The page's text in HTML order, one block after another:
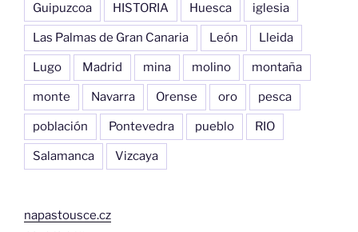
Guipuzcoa HISTORIA Huesca iglesia
Las Palmas de Gran Canaria León Lleida
Lugo Madrid mina molino montaña
monte Navarra Orense oro pesca
población Pontevedra pueblo RIO
Salamanca Vizcaya
napastousce.cz